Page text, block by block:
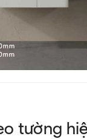
tường